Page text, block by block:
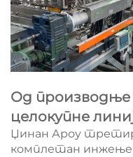
Од производње
целокупне
Џинан Ароу
комплетан